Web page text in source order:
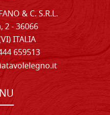
& C. S.R.L.
2 - 36066
ITALIA
659513